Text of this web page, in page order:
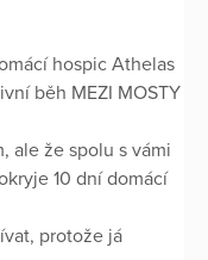
hospic Athelas
běh MEZI MOSTY
ale že spolu s vámi
10 dní domácí
protože já